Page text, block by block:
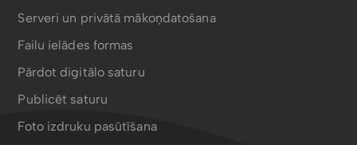
Serveri un privātā mākoņdatošana
Failu ielādes formas
Pārdot digitālo saturu
Publicēt saturu
Foto izdruku pasūtīšana